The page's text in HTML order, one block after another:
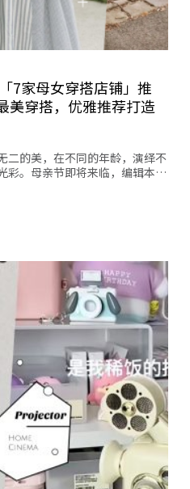
7家母女穿搭店铺」推
美穿搭，优雅推荐打造
二的美，在不同的年龄，演绎不
彩。母亲节即将来临，编辑本…